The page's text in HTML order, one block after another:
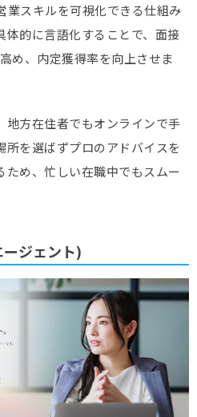
業スキルを可視化できる仕組み
体的に言語化することで、面接
め、内定獲得率を向上させま
地方在住者でもオンラインで手
所を選ばずプロのアドバイスを
ため、忙しい在職中でもスムー
ジェント)